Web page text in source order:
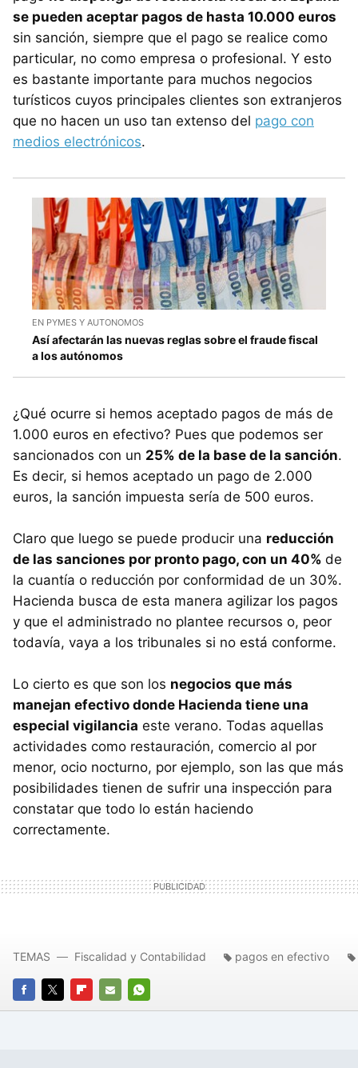
se pueden aceptar pagos de hasta 10.000 euros
sin sanción, siempre que el pago se realice como
particular, no como empresa o profesional. Y esto
es bastante importante para muchos negocios
turísticos cuyos principales clientes son extranjeros
que no hacen un uso tan extenso del pago con
medios electrónicos.
EN PYMES Y AUTONOMOS
Así afectarán las nuevas reglas sobre el fraude fiscal
a los autónomos
¿Qué ocurre si hemos aceptado pagos de más de
1.000 euros en efectivo? Pues que podemos ser
sancionados con un 25% de la base de la sanción.
Es decir, si hemos aceptado un pago de 2.000
euros, la sanción impuesta sería de 500 euros.
Claro que luego se puede producir una reducción
de las sanciones por pronto pago, con un 40% de
la cuantía o reducción por conformidad de un 30%.
Hacienda busca de esta manera agilizar los pagos
y que el administrado no plantee recursos o, peor
todavía, vaya a los tribunales si no está conforme.
Lo cierto es que son los negocios que más
manejan efectivo donde Hacienda tiene una
especial vigilancia este verano. Todas aquellas
actividades como restauración, comercio al por
menor, ocio nocturno, por ejemplo, son las que más
posibilidades tienen de sufrir una inspección para
constatar que todo lo están haciendo
correctamente.
FACEBOOK
TWITTERFLIPBOARD
E-
WHATSAPP
TEMAS Fiscalidad y Contabilidad pagos en efectivo